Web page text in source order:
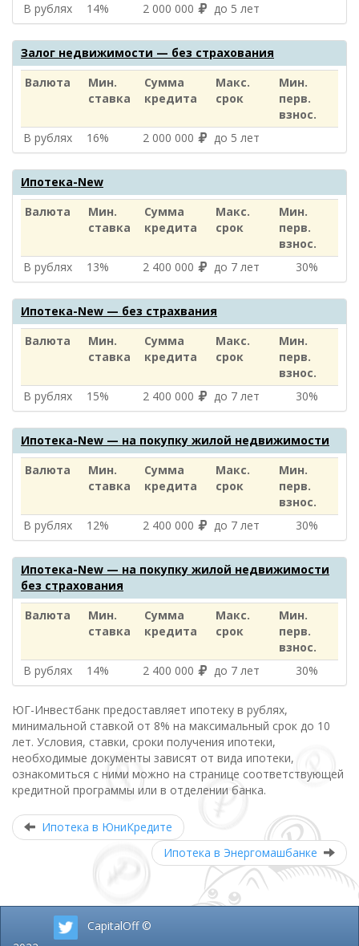
В рублях
14% 2 000 000 до 5 лет
Залог недвижимости — без страхования
Валюта
Мин.
ставка
Сумма
кредита
Макс.
срок
Мин.
перв.
взнос.
В рублях
16% 2 000 000 до 5 лет
Ипотека-New
Валюта
Мин.
ставка
Сумма
кредита
Макс.
срок
Мин.
перв.
взнос.
В рублях
13% 2 400 000 до 7 лет 30%
Ипотека-New — без страхвания
Валюта
Мин.
ставка
Сумма
кредита
Макс.
срок
Мин.
перв.
взнос.
В рублях
15% 2 400 000 до 7 лет 30%
Ипотека-New — на покупку жилой недвижимости
Валюта
Мин.
ставка
Сумма
кредита
Макс.
срок
Мин.
перв.
взнос.
В рублях
12% 2 400 000 до 7 лет 30%
Ипотека-New — на покупку жилой недвижимости
без страхования
Валюта
Мин.
ставка
Сумма
кредита
Макс.
срок
Мин.
перв.
взнос.
В рублях
14% 2 400 000 до 7 лет 30%
ЮГ-Инвестбанк предоставляет ипотеку в рублях,
минимальной ставкой от 8% на максимальный срок до 10
лет. Условия, ставки, сроки получения ипотеки,
необходимые документы зависят от вида ипотеки,
ознакомиться с ними можно на странице соответствующей
кредитной программы или в отделении банка.
Ипотека в ЮниКредите
Ипотека в Энергомашбанке
CapitalOff ©